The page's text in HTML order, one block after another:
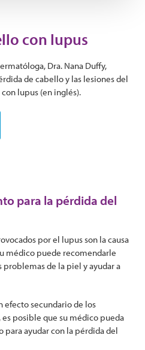
con lupus
Dra. Nana Duffy,
de cabello y las lesiones del
lupus (en inglés).
para la pérdida del
​​por el lupus son la causa
médico puede recomendarle
de la piel y ayudar a
efecto secundario de los
posible que su médico pueda
ayudar con la pérdida del